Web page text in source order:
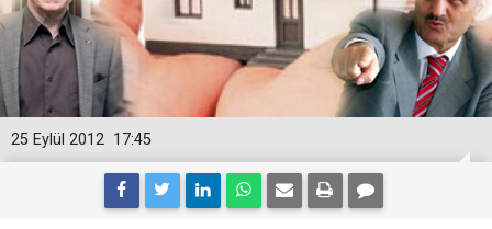
17:45
25 Eylül 2012